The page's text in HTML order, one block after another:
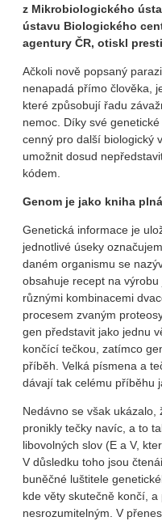
z Mikrobiologického
ústavu Biologického
agentury ČR, otiskl
Ačkoli nově popsaný
nenapadá přímo člověka,
které způsobují řadu
nemoc. Díky své
cenný pro další biologický
umožnit dosud
kódem.
Genom je jako kniha
Genetická informace je
jednotlivé úseky
daném organismu se
obsahuje recept na
různými kombinacemi
procesem zvaným
gen představit jako jednu
končící tečkou, zatímco
příběh. Velká písmena a
dávají tak celému příběhu
Nedávno se však ukázalo,
pronikly tečky navíc, a to
libovolných slov (E a V,
V důsledku toho jsou
buněčné luštitele
kde věty skutečně končí,
nesrozumitelným. V